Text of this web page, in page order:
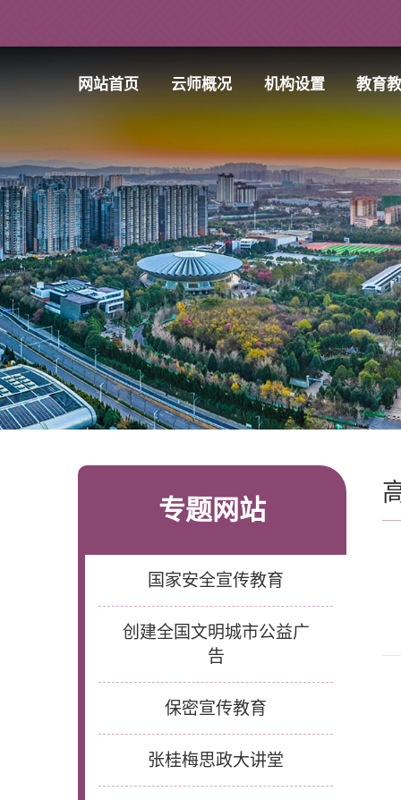
网站首页 云师概况 机构设置 教育
专题网站
国家安全宣传教育
创建全国文明城市公益广
告
保密宣传教育
张桂梅思政大讲堂